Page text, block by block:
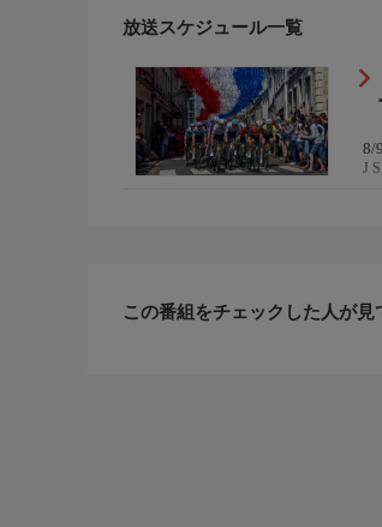
放送スケジュール一覧
8/
J
この番組をチェックした人が見